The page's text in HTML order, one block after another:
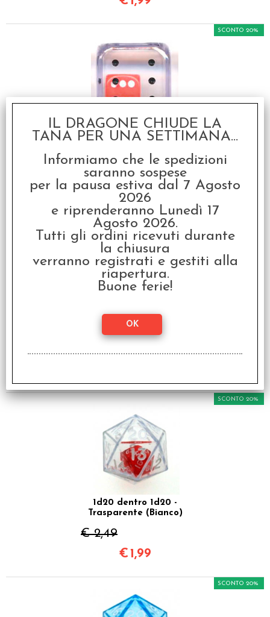
1d6 dentro 1d6 -
Trasparente (Bianco)
€ 2,49
SCONTO 20%
€1,99
1d6 dentro 1d6 - Blu
(Blu)
1d20 dentro 1d20 -
Trasparente (Bianco)
€ 2,49
SCONTO 20%
€ 1,99
SCONTO 20%
IL DRAGONE CHIUDE LA
TANA PER UNA SETTIMANA...
Informiamo che le spedizioni
saranno sospese
per la pausa estiva dal 7 Agosto
2026
e riprenderanno Lunedì 17
Agosto 2026.
Tutti gli ordini ricevuti durante
la chiusura
verranno registrati e gestiti alla
riapertura.
Buone ferie!